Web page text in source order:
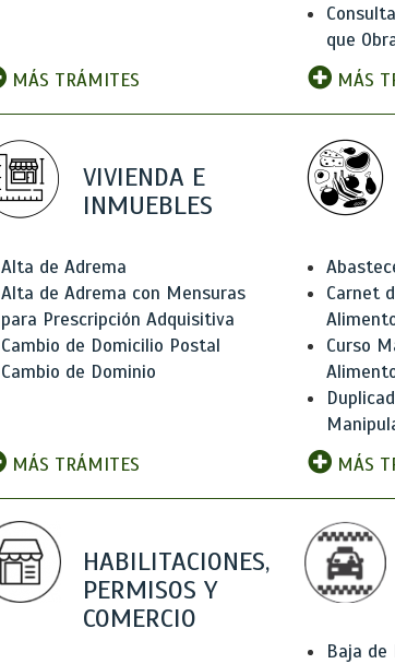
MÁS TRÁMITES
que
MÁS
VIVIENDA E
INMUEBLES
Alta de Adrema
Alta de Adrema con Mensuras
para Prescripción Adquisitiva
Cambio de Domicilio Postal
Cambio de Dominio
MÁS TRÁMITES
Carnet
Curso
MÁS
HABILITACIONES,
PERMISOS Y
COMERCIO
Baja de